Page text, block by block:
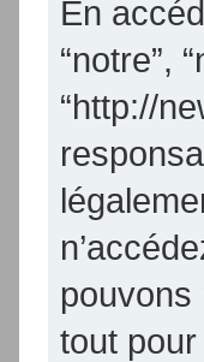
En
“notre”,
“http://
pouvons
tout